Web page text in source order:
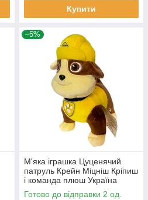
Купити
–5%
М'яка іграшка Цуценячий
патруль Крейн Міцніш Кріпиш
і команда плюш Україна
17*8*16см (00113-93)
Готово до відправки 2 од.